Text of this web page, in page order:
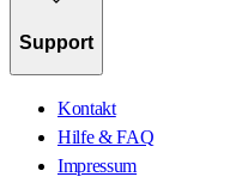
Support
Kontakt
Hilfe & FAQ
Impressum